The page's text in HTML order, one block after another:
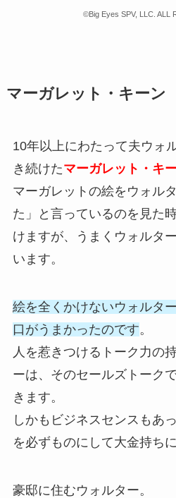
©Big Eyes SPV, LLC. ALL
マーガレット・キーン
10年以上にわたって夫ウォ
き続けたマーガレット・キ
マーガレットの絵をウォル
た」と言っているのを見た
けますが、うまくウォルタ
います。
絵を全くかけないウォルタ
口がうまかったのです。
人を惹きつけるトーク力の
ーは、そのセールズトーク
きます。
しかもビジネスセンスもあ
を必ずものにして大金持ち
豪邸に住むウォルター。